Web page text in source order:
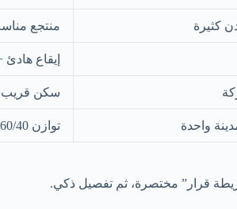
كثيرة منتجع
إيقاع
سكن
واحدة
توازن 60/40
قرار” مختصرة، ثم تفصيل ذكي.